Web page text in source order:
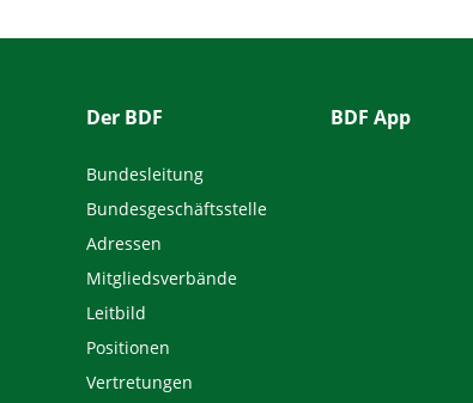
Der BDF
Bundesleitung
Bundesgeschäftsstelle
Adressen
Mitgliedsverbände
Leitbild
Positionen
Vertretungen
BDF App